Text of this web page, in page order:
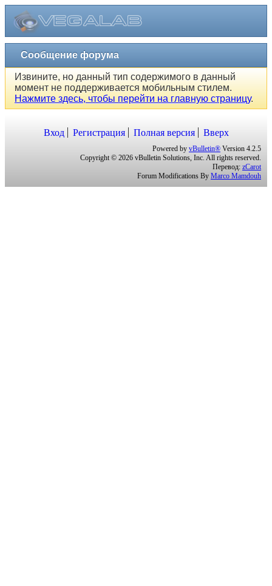
Сообщение форума
Извините, но данный тип содержимого в данный
момент не поддерживается мобильным стилем.
Нажмите здесь, чтобы перейти на главную страницу.
Вход Регистрация Полная версия Вверх
Powered by vBulletin® Version 4.2.5
Copyright © 2026 vBulletin Solutions, Inc. All rights reserved.
Перевод: zCarot
Forum Modifications By Marco Mamdouh